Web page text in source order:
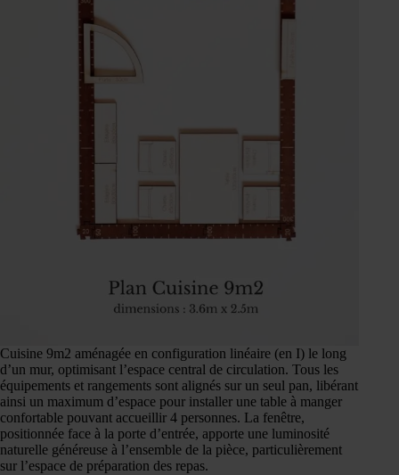
Cuisine 9m2 aménagée en configuration linéaire (en I) le long
d’un mur, optimisant l’espace central de circulation. Tous les
équipements et rangements sont alignés sur un seul pan, libérant
ainsi un maximum d’espace pour installer une table à manger
confortable pouvant accueillir 4 personnes. La fenêtre,
positionnée face à la porte d’entrée, apporte une luminosité
naturelle généreuse à l’ensemble de la pièce, particulièrement
sur l’espace de préparation des repas.